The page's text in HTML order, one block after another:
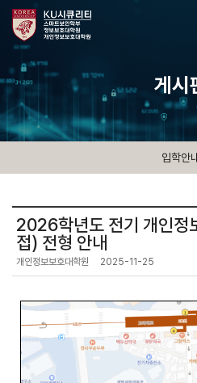
게시
입학안
2026학년도 전기 개인정
접) 전형 안내
개인정보보호대학원 2025-11-25